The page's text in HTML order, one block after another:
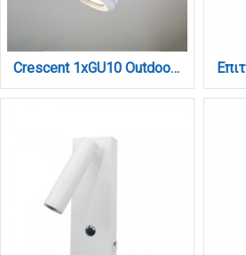
Crescent 1xGU10 Outdoor Spot White D:90x90x130mm (80206024)